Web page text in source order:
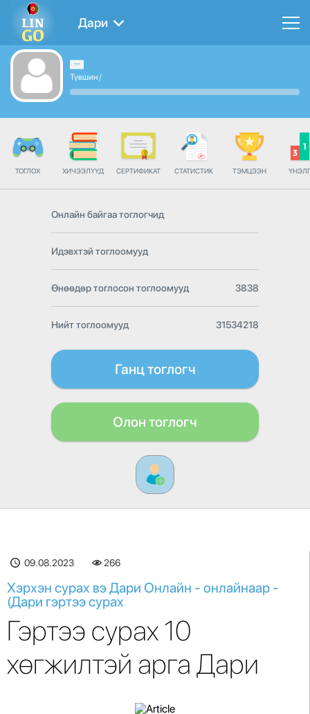
Дари
Түвшин/
ТОГЛОХ ХИЧЭЭЛҮҮД СЕРТИФИКАТ СТАТИСТИК ТЭМЦЭЭН
Онлайн байгаа тоглогчид
Идэвхтэй тоглоомууд
Өнөөдөр тоглосон тоглоомууд 3838
Нийт тоглоомууд 31534218
Ганц тоглогч
Олон тоглогч
09.08.2023 266
Хэрхэн сурах вэ Дари Онлайн - онлайнаар -
(Дари гэртээ сурах
Гэртээ сурах 10
хөгжилтэй арга Дари